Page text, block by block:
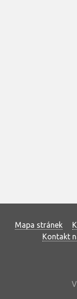
Mapa stránek
Kontakt